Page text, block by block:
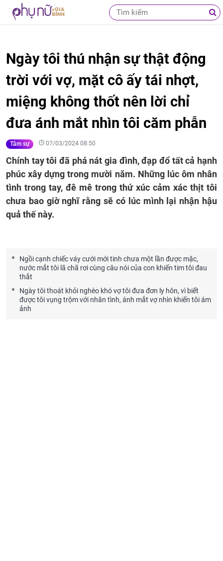
Ngày tôi thú nhận sự thật động
trời với vợ, mặt cô ấy tái nhợt,
miệng không thốt nên lời chỉ
đưa ánh mắt nhìn tôi căm phẫn
Tâm sự 07/03/2024 08:50
Chính tay tôi đã phá nát gia đình, đạp đổ tất cả hạnh
phúc xây dựng trong mười năm. Những lúc ôm nhân
tình trong tay, đê mê trong thứ xúc cảm xác thịt tôi
chưa bao giờ nghĩ rằng sẽ có lúc mình lại nhận hậu
quả thế này.
Ngồi cạnh chiếc váy cưới mới tinh chưa một lần được mặc,
nước mắt tôi lã chã rơi cùng câu nói của con khiến tim tôi đau
thắt
Ngày tôi thoát khỏi nghèo khó vợ tôi đưa đơn ly hôn, vì biết
được tôi vụng trộm với nhân tình, ánh mắt vợ nhìn khiến tôi ám
ảnh